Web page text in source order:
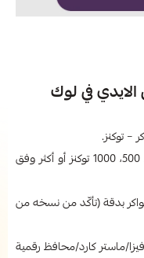
في لوك
– توكنز.
· اختيار قيمة الباقة المناسبة (مثلاً: 100، 500، 1000 توكنز أو أكثر وفق
بدقة (تأكّد من نسخه من
ماستر كارد/محافظ رقمية